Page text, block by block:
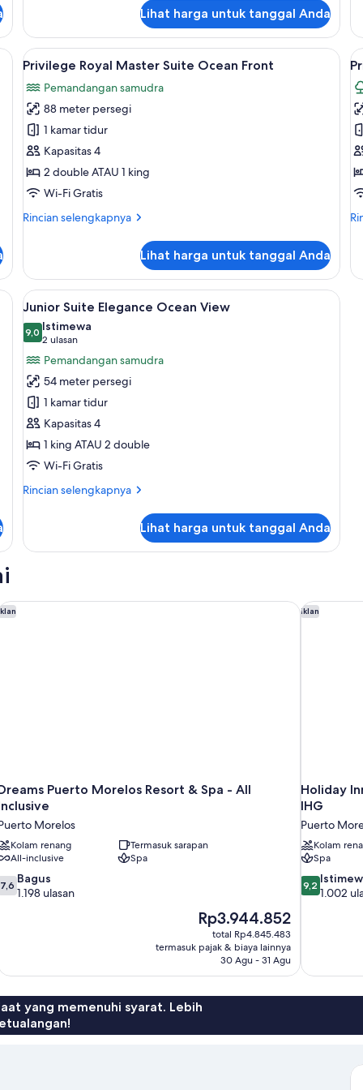
Lihat harga untuk tanggal Anda
dan meja kerja
Lihat
semua
foto
untuk
Privilege
Royal
Master
Suite
Front
Privilege Royal Master Suite Ocean
5
Privilege Royal Master Suite Ocean Front
Pemandangan samudra
88 meter persegi
1 kamar tidur
Kapasitas 4
2 double ATAU 1 king
Wi-Fi Gratis
Rincian selengkapnya
Rincian
Privilege
Royal
Master
Suite
Ocean
Front
Lihat harga untuk tanggal Anda
dan meja kerja
Lihat
semua
foto
untuk
Junior
Suite
Elegance
Ocean
View
Seprai premium, minibar gratis,
4
Junior Suite Elegance Ocean View
9,09,0 dari 10
Istimewa
2 ulasan
(2
ulasan)
Pemandangan samudra
54 meter persegi
1 kamar tidur
Kapasitas 4
1 king ATAU 2 double
Wi-Fi Gratis
Rincian selengkapnya
Rincian
Junior
View
Lihat harga untuk tanggal Anda
Puerto Morelos Resort & Spa - All
Morelos
Kolam renang
Termasuk sarapan
All-inclusive
Spa
7,6 Bagus
1.198 ulasan
Harga
sekarang
Rp3.944.852
Rp3.944.852
total Rp4.845.483
termasuk pajak & biaya lainnya
30 Agu - 31 Agu
Puerto Morelos Resort & Spa - All Inclusive Iklan
Holiday
IHG
Puerto
Kolam
Spa
9.2
dari
9,2
1.002
Holiday
yang memenuhi syarat. Lebih